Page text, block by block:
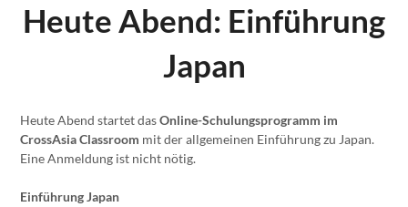
Heute Abend: Einführung
Japan
Heute Abend startet dasOnline-Schulungsprogramm im
CrossAsia Classroom mit der allgemeinen Einführung zu Japan.
Eine Anmeldung ist nicht nötig.
Einführung Japan